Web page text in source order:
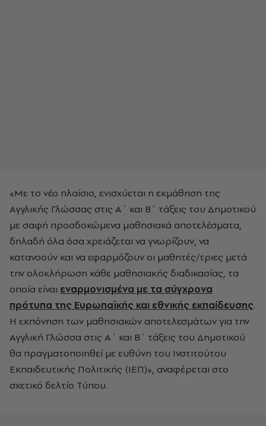
«Με το νέο πλαίσιο, ενισχύεται η εκμάθηση της
Αγγλικής Γλώσσας στις Α΄ και Β΄ τάξεις του Δημοτικού
με σαφή προσδοκώμενα μαθησιακά αποτελέσματα,
δηλαδή όλα όσα χρειάζεται να γνωρίζουν, να
κατανοούν και να εφαρμόζουν οι μαθητές/τριες μετά
την ολοκλήρωση κάθε μαθησιακής διαδικασίας, τα
οποία είναι εναρμονισμένα με τα σύγχρονα
πρότυπα της Ευρωπαϊκής και εθνικής εκπαίδευσης.
Η εκπόνηση των μαθησιακών αποτελεσμάτων για την
Αγγλική Γλώσσα στις Α΄ και Β΄ τάξεις του Δημοτικού
θα πραγματοποιηθεί με ευθύνη του Ινστιτούτου
Εκπαιδευτικής Πολιτικής (ΙΕΠ)», αναφέρεται στο
σχετικό δελτίο Τύπου.